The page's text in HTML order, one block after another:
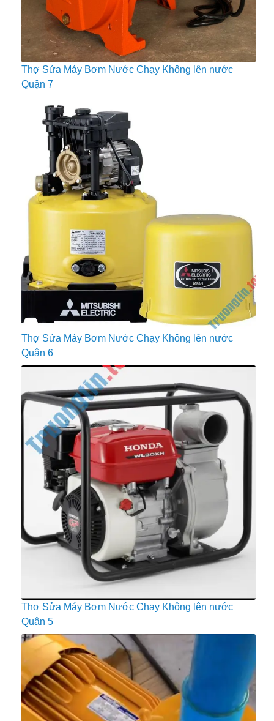
Thợ Sửa Máy Bơm Nước Chạy Không lên nước
Quận 7
Thợ Sửa Máy Bơm Nước Chạy Không lên nước
Quận 6
Thợ Sửa Máy Bơm Nước Chạy Không lên nước
Quận 5